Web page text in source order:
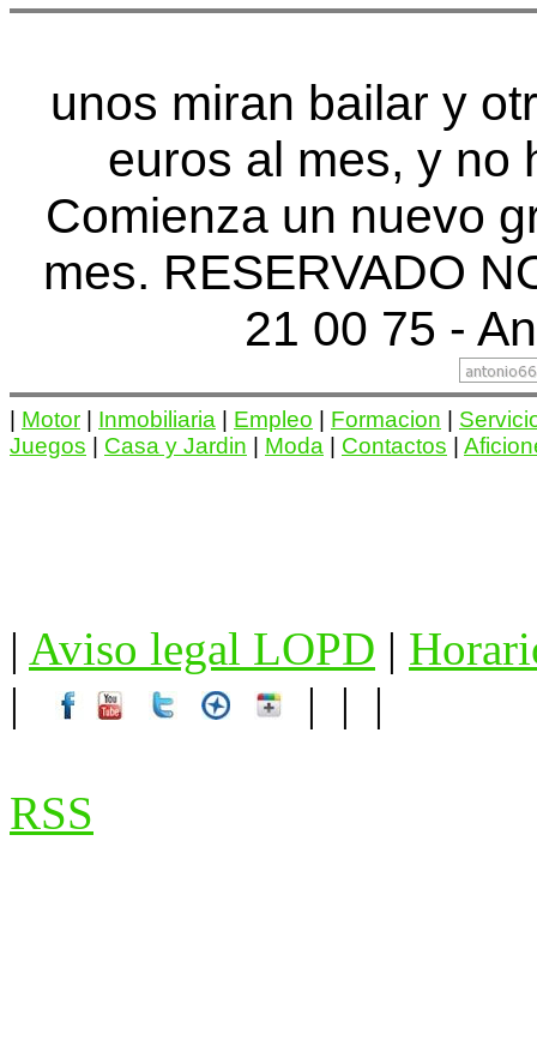
unos miran bailar y
euros al mes, y no
Comienza un nuevo
mes. RESERVADO
21 00 75 -
Motor Inmobiliaria Empleo Formacion
Juegos
Casa y Jardin Moda Contactos
| Aviso legal LOPD |
|
| | |
RSS